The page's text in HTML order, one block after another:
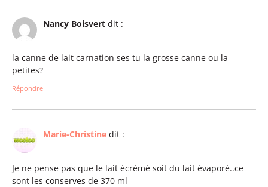
Nancy Boisvert dit :
la canne de lait carnation ses tu la grosse canne ou la
petites?
Répondre
Marie-Christine dit :
Je ne pense pas que le lait écrémé soit du lait évaporé..ce
sont les conserves de 370 ml